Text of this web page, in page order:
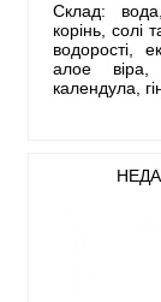
Склад:
корінь, солі
водорості,
алое віра,
календула,